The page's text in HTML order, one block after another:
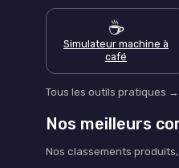
☕
Simulateur machine à
café
Tous les outils pratiques →
Nos meilleurs
Nos classements